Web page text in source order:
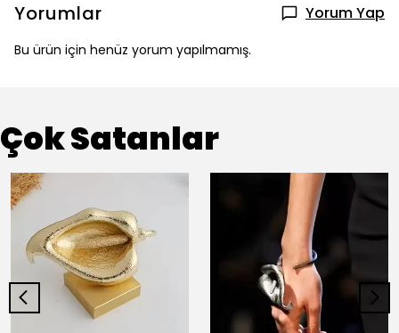
Yorumlar Yorum Yap
Bu ürün için henüz yorum yapılmamış.
Çok Satanlar